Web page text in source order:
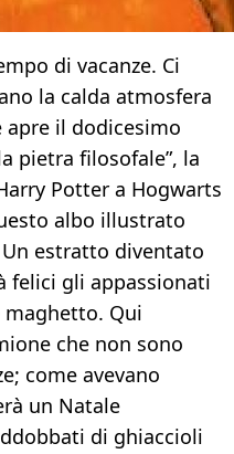
di vacanze. Ci
la calda atmosfera
apre il dodicesimo
pietra filosofale”, la
Potter a Hogwarts
albo illustrato
Un estratto diventato
felici gli appassionati
maghetto. Qui
che non sono
come avevano
un Natale
di ghiaccioli